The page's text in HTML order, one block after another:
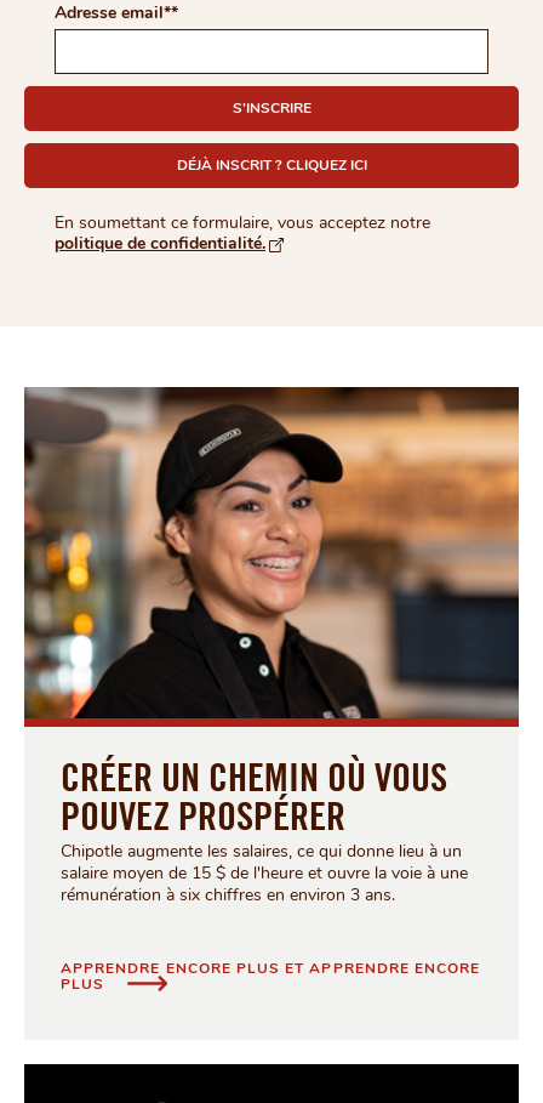
Adresse email*
S'INSCRIRE
DÉJÀ INSCRIT ? CLIQUEZ ICI
En soumettant ce formulaire, vous acceptez notre
politique de confidentialité.S'ouvre dans une nouvelle fenêtre
CRÉER UN CHEMIN OÙ VOUS
POUVEZ PROSPÉRER
Chipotle augmente les salaires, ce qui donne lieu à un
salaire moyen de 15 $ de l'heure et ouvre la voie à une
rémunération à six chiffres en environ 3 ans.
APPRENDRE ENCORE PLUS ET APPRENDRE ENCORE
PLUS
CRÉER UN CHEMIN OÙ VOUS POUVEZ PROSPÉRER